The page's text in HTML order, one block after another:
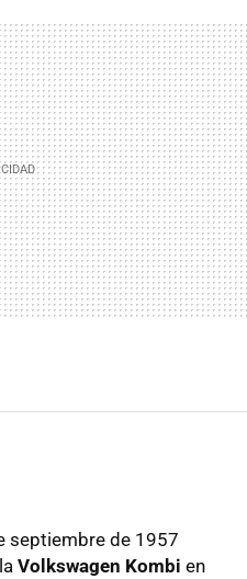
MAIL
septiembre de 1957
Volkswagen Kombi en